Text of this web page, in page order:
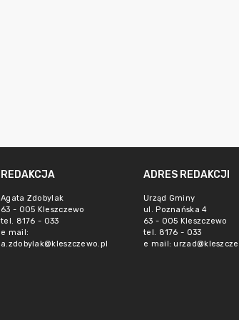
REDAKCJA
Agata Zdobylak
63 - 005 Kleszczewo
tel. 8176 - 033
e mail:
a.zdobylak@kleszczewo.pl
ADRES REDAKCJI
Urząd Gminy
ul. Poznańska 4
63 - 005 Kleszczewo
tel. 8176 - 033
e mail: